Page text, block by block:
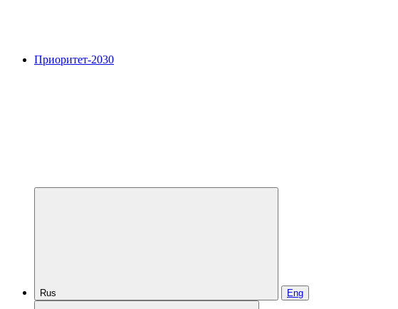
Приоритет-2030
Rus Eng